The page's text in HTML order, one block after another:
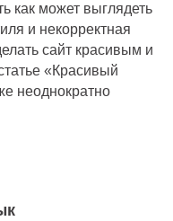
как может выглядеть
и некорректная
сайт красивым и
«Красивый
неоднократно